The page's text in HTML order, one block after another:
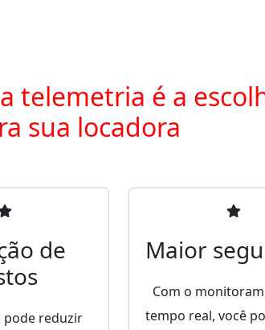
telemetria é a
sua locadora
de
pode reduzir
Maior
Com o
tempo real, você